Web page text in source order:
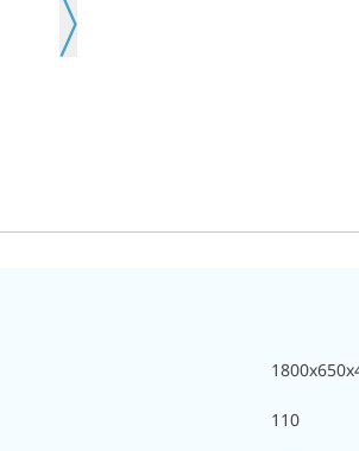
110